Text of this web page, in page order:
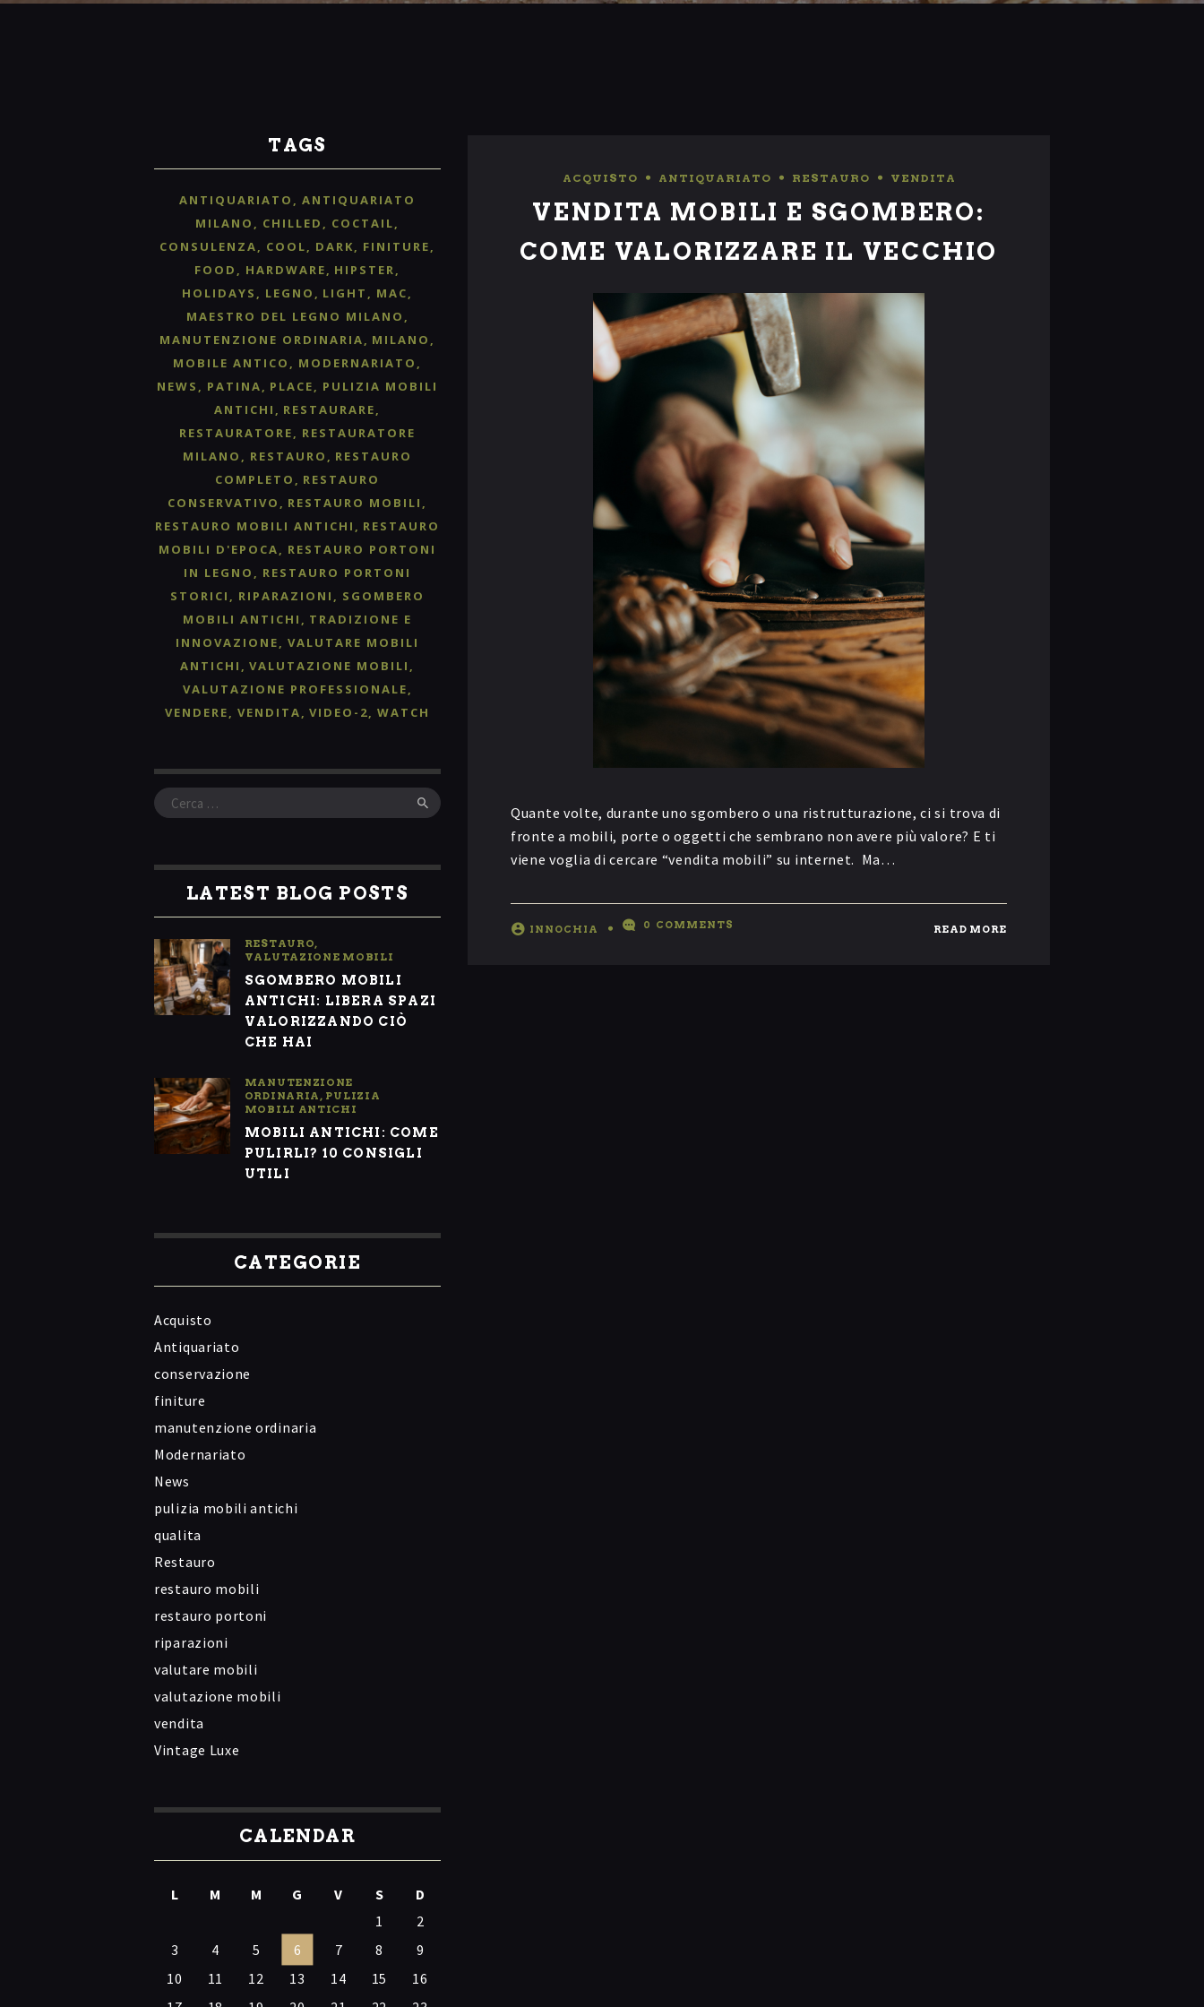
ACQUISTO ANTIQUARIATO RESTAURO VENDITA
VENDITA MOBILI E SGOMBERO:
COME VALORIZZARE IL VECCHIO
Quante volte, durante uno sgombero o una ristrutturazione, ci si trova di
fronte a mobili, porte o oggetti che sembrano non avere più valore? E ti
viene voglia di cercare “vendita mobili” su internet. Ma…
INNOCHIA 0 COMMENTS READ MORE
TAGS
ANTIQUARIATO
ANTIQUARIATO
MILANO
CHILLED
COCTAIL
CONSULENZA
COOL DARK
FINITURE
FOOD
HARDWARE
HIPSTER
HOLIDAYS
LEGNO LIGHT
MAC
MAESTRO DEL LEGNO MILANO
MANUTENZIONE ORDINARIA
MILANO
MOBILE ANTICO
MODERNARIATO
NEWS
PATINA PLACE
PULIZIA MOBILI
ANTICHI
RESTAURARE
RESTAURATORE
RESTAURATORE
MILANO
RESTAURO
RESTAURO
COMPLETO
RESTAURO
CONSERVATIVO
RESTAURO MOBILI
RESTAURO MOBILI ANTICHI
RESTAURO
MOBILI D'EPOCA
RESTAURO PORTONI
IN LEGNO
RESTAURO PORTONI
STORICI
RIPARAZIONI
SGOMBERO
MOBILI ANTICHI
TRADIZIONE E
INNOVAZIONE
VALUTARE MOBILI
ANTICHI
VALUTAZIONE MOBILI
VALUTAZIONE PROFESSIONALE
VENDERE
VENDITA VIDEO-2 WATCH
Ricerca
per:
LATEST BLOG POSTS
RESTAURO,
VALUTAZIONE MOBILI
SGOMBERO MOBILI
ANTICHI: LIBERA SPAZI
VALORIZZANDO CIÒ
CHE HAI
MANUTENZIONE
ORDINARIA, PULIZIA
MOBILI ANTICHI
MOBILI ANTICHI: COME
PULIRLI? 10 CONSIGLI
UTILI
CATEGORIE
Acquisto
Antiquariato
conservazione
finiture
manutenzione ordinaria
Modernariato
News
pulizia mobili antichi
qualita
Restauro
restauro mobili
restauro portoni
riparazioni
valutare mobili
valutazione mobili
vendita
Vintage Luxe
CALENDAR
L M M G V S
D
1
2
3
4 5 6 7 8
9
10
11 12 13 14 15
16